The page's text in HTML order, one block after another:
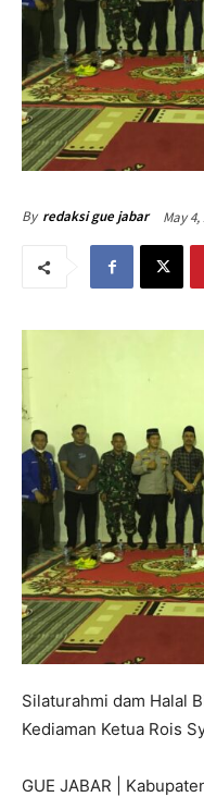
By redaksi gue jabar May 4,
Silaturahmi dam Halal
Kediaman Ketua Rois
GUE JABAR |